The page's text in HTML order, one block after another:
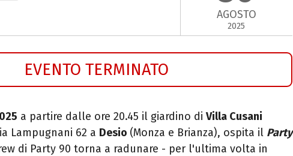
AGOSTO
2025
EVENTO TERMINATO
a partire dalle ore 20.45 il giardino di Villa Cusani
Lampugnani 62 a Desio (Monza e Brianza), ospita il Party
di Party 90 torna a radunare - per l'ultima volta in